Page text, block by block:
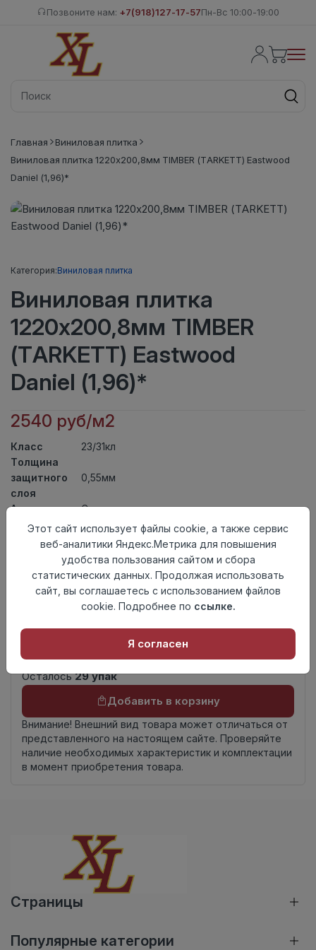
Позвоните нам: +7(918)127-17-57Пн-Вс 10:00-19:00
Главная
Виниловая плитка
Виниловая плитка 1220х200,8мм TIMBER (TARKETT) Eastwood
Daniel (1,96)*
Категория:Виниловая плитка
Виниловая плитка
1220х200,8мм TIMBER
(TARKETT) Eastwood
Daniel (1,96)*
2540 руб/м2
Класс
23/31кл
Толщина
защитного
слоя
0,55мм
АктуальностьСнят с производства
Толщина
4,1мм
Размер
1220х200,8мм
Теплый пол
до +27 градусов
Способ
Замковый метод
Страна
Осталось29 упак
Добавить в корзину
Внимание! Внешний вид товара может отличаться от
представленного на настоящем сайте. Проверяйте
наличие необходимых характеристик и комплектации
в момент приобретения товара.
Страницы
Популярные категории
Этот сайт использует файлы cookie, а также сервис
веб-аналитики Яндекс.Метрика для повышения
удобства пользования сайтом и сбора
статистических данных. Продолжая использовать
сайт, вы соглашаетесь с использованием файлов
cookie. Подробнее по ссылке.
Я согласен